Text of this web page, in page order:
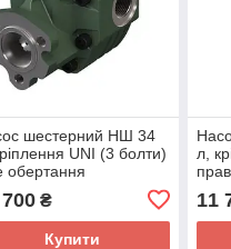
шестерний НШ 34
UNI (3 болти)
обертання
₴
Купити
л,
11